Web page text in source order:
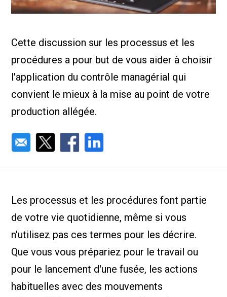
de
Nous
Cette discussion sur les processus et les
procédures a pour but de vous aider à choisir
l'application du contrôle managérial qui
convient le mieux à la mise au point de votre
production allégée.
Les processus et les procédures font partie
de votre vie quotidienne, même si vous
n'utilisez pas ces termes pour les décrire.
Que vous vous prépariez pour le travail ou
pour le lancement d'une fusée, les actions
habituelles avec des mouvements